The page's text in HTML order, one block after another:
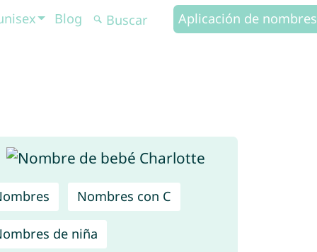
Blog Aplicación de nombres
Nombres con C
de niña